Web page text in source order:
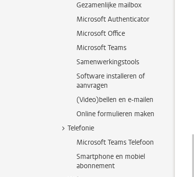
Gezamenlijke mailbox
Microsoft Authenticator
Microsoft Office
Microsoft Teams
Samenwerkingstools
Software installeren of
aanvragen
(Video)bellen en e-mailen
Online formulieren maken
Telefonie
Microsoft Teams Telefoon
Smartphone en mobiel
abonnement